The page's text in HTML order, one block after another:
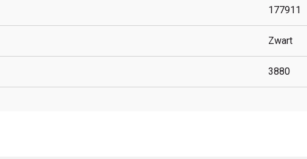
177911
Zwart
3880